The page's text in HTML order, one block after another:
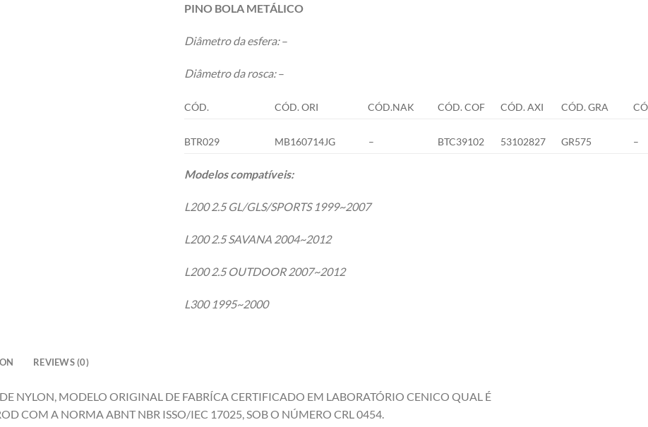
PINO BOLA METÁLICO
Diâmetro da esfera:–
Diâmetro da rosca:–
CÓD. CÓD. ORI CÓD.NAK CÓD. COF CÓD. AXI CÓD. GRA
BTR029 MB160714JG – BTC39102 53102827 GR575 –
Modelos compatíveis:
L200 2.5 GL/GLS/SPORTS 1999~2007
L200 2.5 SAVANA 2004~2012
L200 2.5 OUTDOOR 2007~2012
L300 1995~2000
REVIEWS (0)
NYLON, MODELO ORIGINAL DE FABRÍCA CERTIFICADO EM LABORATÓRIO CENICO QUAL É
COM A NORMA ABNT NBR ISSO/IEC 17025, SOB O NÚMERO CRL 0454.